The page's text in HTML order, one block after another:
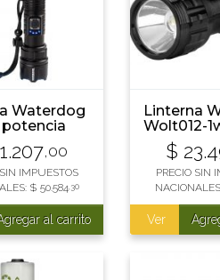
Waterdog
,00
IMPUESTOS
$ 50.584,30
al carrito
Linterna
Wolt012-
Lumens
3xaaa
$
PRECIO SIN
Ver